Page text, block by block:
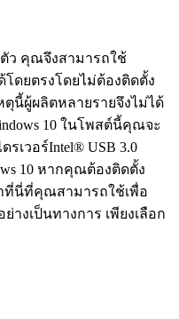
ตัว คุณจึงสามารถใช้
โดยตรงโดยไม่ต้องติดตั้ง
ตุนี้ผู้ผลิตหลายรายจึงไม่ได้
10 ในโพสต์นี้คุณจะ
เวอร์Intel® USB 3.0
10 หากคุณต้องติดตั้ง
ที่นี่ที่คุณสามารถใช้เพื่อ
างเป็นทางการ เพียงเลือก